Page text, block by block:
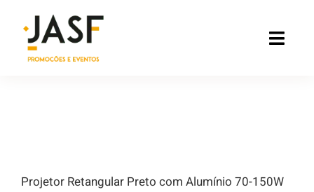
para
Projetor Retangular Preto com Alumínio 70-150W